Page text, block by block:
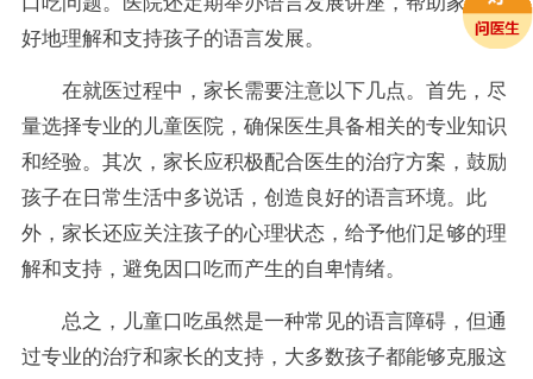
好地理解和支持孩子的语言发展。
在就医过程中，家长需要注意以下几点。首先，尽
量选择专业的儿童医院，确保医生具备相关的专业知识
和经验。其次，家长应积极配合医生的治疗方案，鼓励
孩子在日常生活中多说话，创造良好的语言环境。此
外，家长还应关注孩子的心理状态，给予他们足够的理
解和支持，避免因口吃而产生的自卑情绪。
总之，儿童口吃虽然是一种常见的语言障碍，但通
过专业的治疗和家长的支持，大多数孩子都能够克服这